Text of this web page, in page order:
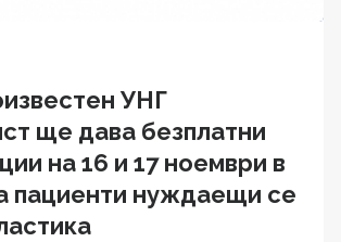
УНГ
ще дава безплатни
на 16 и 17 ноември в
пациенти нуждаещи се